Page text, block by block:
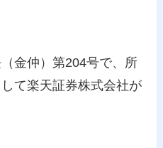
金仲）第204号で、所
て楽天証券株式会社が